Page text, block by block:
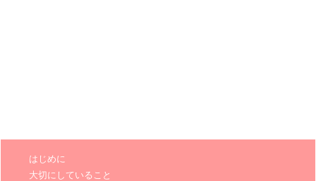
はじめに
大切にしていること